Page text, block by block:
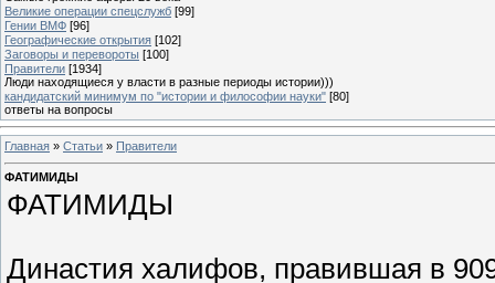
Великие операции спецслужб [99]
Гении ВМФ [96]
Географические открытия [102]
Заговоры и перевороты [100]
Правители [1934]
Люди находящиеся у власти в разные периоды истории)))
кандидатский минимум по "истории и философии науки" [80]
ответы на вопросы
Главная » Статьи » Правители
ФАТИМИДЫ
ФАТИМИДЫ
Династия халифов, правившая в